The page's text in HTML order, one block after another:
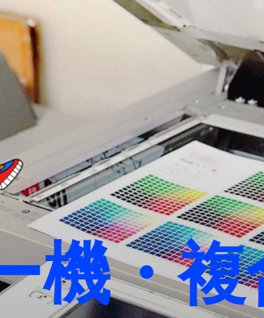
機・複